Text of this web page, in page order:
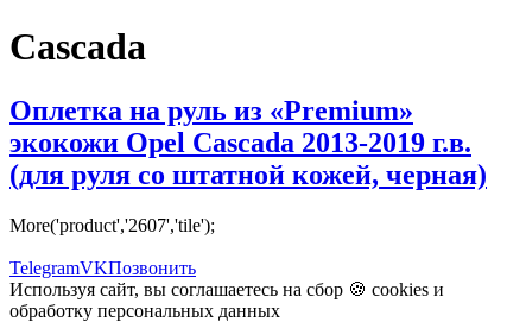
Cascada
Оплетка на руль из «Premium»
экокожи Opel Cascada 2013-2019 г.в.
(для руля со штатной кожей, черная)
More('product','2607','tile');
TelegramVKПозвонить
Используя сайт, вы соглашаетесь на сбор 🍪 cookies и
обработку персональных данных